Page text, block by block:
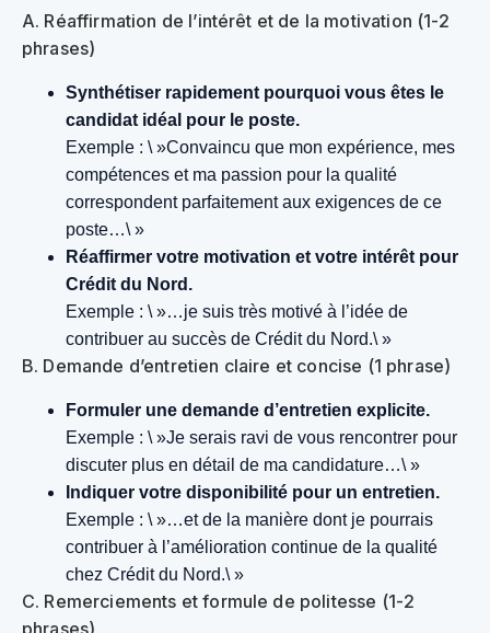
A. Réaffirmation de l’intérêt et de la motivation (1-2
phrases)
Synthétiser rapidement pourquoi vous êtes le
candidat idéal pour le poste.
Exemple : \ »Convaincu que mon expérience, mes
compétences et ma passion pour la qualité
correspondent parfaitement aux exigences de ce
poste…\ »
Réaffirmer votre motivation et votre intérêt pour
Crédit du Nord.
Exemple : \ »…je suis très motivé à l’idée de
contribuer au succès de Crédit du Nord.\ »
B. Demande d’entretien claire et concise (1 phrase)
Formuler une demande d’entretien explicite.
Exemple : \ »Je serais ravi de vous rencontrer pour
discuter plus en détail de ma candidature…\ »
Indiquer votre disponibilité pour un entretien.
Exemple : \ »…et de la manière dont je pourrais
contribuer à l’amélioration continue de la qualité
chez Crédit du Nord.\ »
C. Remerciements et formule de politesse (1-2